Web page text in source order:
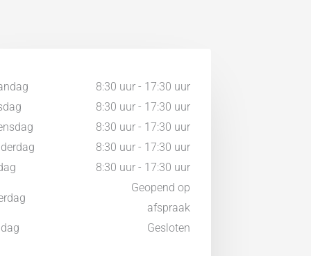
8:30 uur - 17:30 uur
8:30 uur - 17:30 uur
8:30 uur - 17:30 uur
8:30 uur - 17:30 uur
8:30 uur - 17:30 uur
Geopend op
afspraak
Gesloten